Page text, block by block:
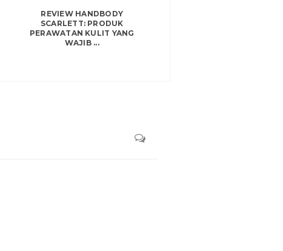
REVIEW HANDBODY
SCARLETT: PRODUK
PERAWATAN KULIT YANG
WAJIB ...